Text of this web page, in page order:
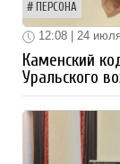
ПЕРСОНА
12:08 | 24 июля
Каменский
Уральского